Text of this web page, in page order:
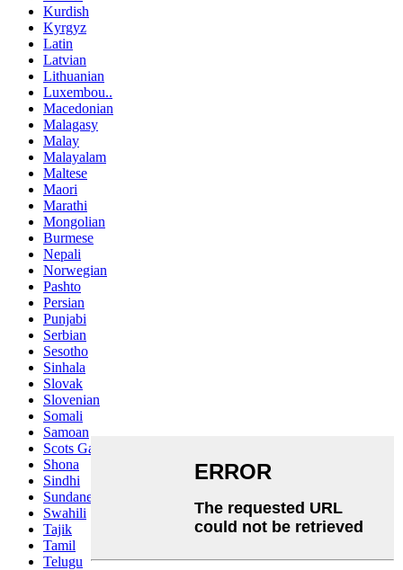
Kurdish
Kyrgyz
Latin
Latvian
Lithuanian
Luxembou..
Macedonian
Malagasy
Malay
Malayalam
Maltese
Maori
Marathi
Mongolian
Burmese
Nepali
Norwegian
Pashto
Persian
Punjabi
Serbian
Sesotho
Sinhala
Slovak
Slovenian
Somali
Samoan
Scots Gaelic
Shona
Sindhi
Sundanese
Swahili
Tajik
Tamil
Telugu